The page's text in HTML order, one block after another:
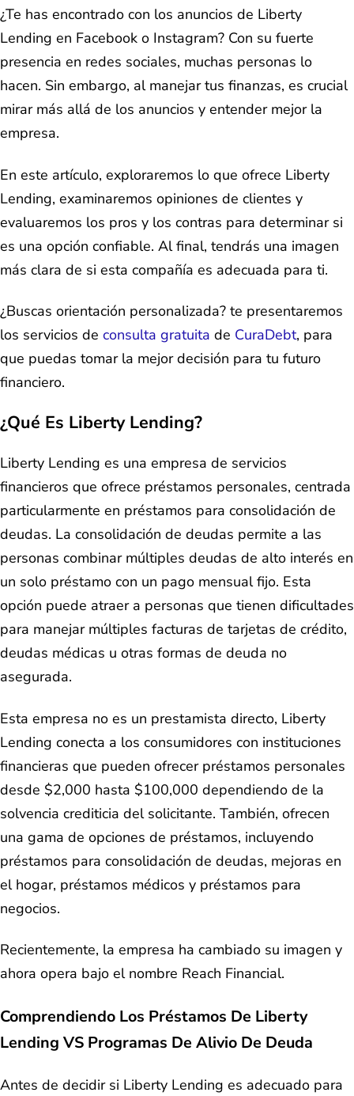
¿Te has encontrado con los anuncios de Liberty
Lending en Facebook o Instagram? Con su fuerte
presencia en redes sociales, muchas personas lo
hacen. Sin embargo, al manejar tus finanzas, es crucial
mirar más allá de los anuncios y entender mejor la
empresa.
En este artículo, exploraremos lo que ofrece Liberty
Lending, examinaremos opiniones de clientes y
evaluaremos los pros y los contras para determinar si
es una opción confiable. Al final, tendrás una imagen
más clara de si esta compañía es adecuada para ti.
¿Buscas orientación personalizada? te presentaremos
los servicios de consulta gratuita de CuraDebt, para
que puedas tomar la mejor decisión para tu futuro
financiero.
¿Qué Es Liberty Lending?
Liberty Lending es una empresa de servicios
financieros que ofrece préstamos personales, centrada
particularmente en préstamos para consolidación de
deudas. La consolidación de deudas permite a las
personas combinar múltiples deudas de alto interés en
un solo préstamo con un pago mensual fijo. Esta
opción puede atraer a personas que tienen dificultades
para manejar múltiples facturas de tarjetas de crédito,
deudas médicas u otras formas de deuda no
asegurada.
Esta empresa no es un prestamista directo, Liberty
Lending conecta a los consumidores con instituciones
financieras que pueden ofrecer préstamos personales
desde $2,000 hasta $100,000 dependiendo de la
solvencia crediticia del solicitante. También, ofrecen
una gama de opciones de préstamos, incluyendo
préstamos para consolidación de deudas, mejoras en
el hogar, préstamos médicos y préstamos para
negocios.
Recientemente, la empresa ha cambiado su imagen y
ahora opera bajo el nombre Reach Financial.
Comprendiendo Los Préstamos De Liberty
Lending VS Programas De Alivio De Deuda
Antes de decidir si Liberty Lending es adecuado para